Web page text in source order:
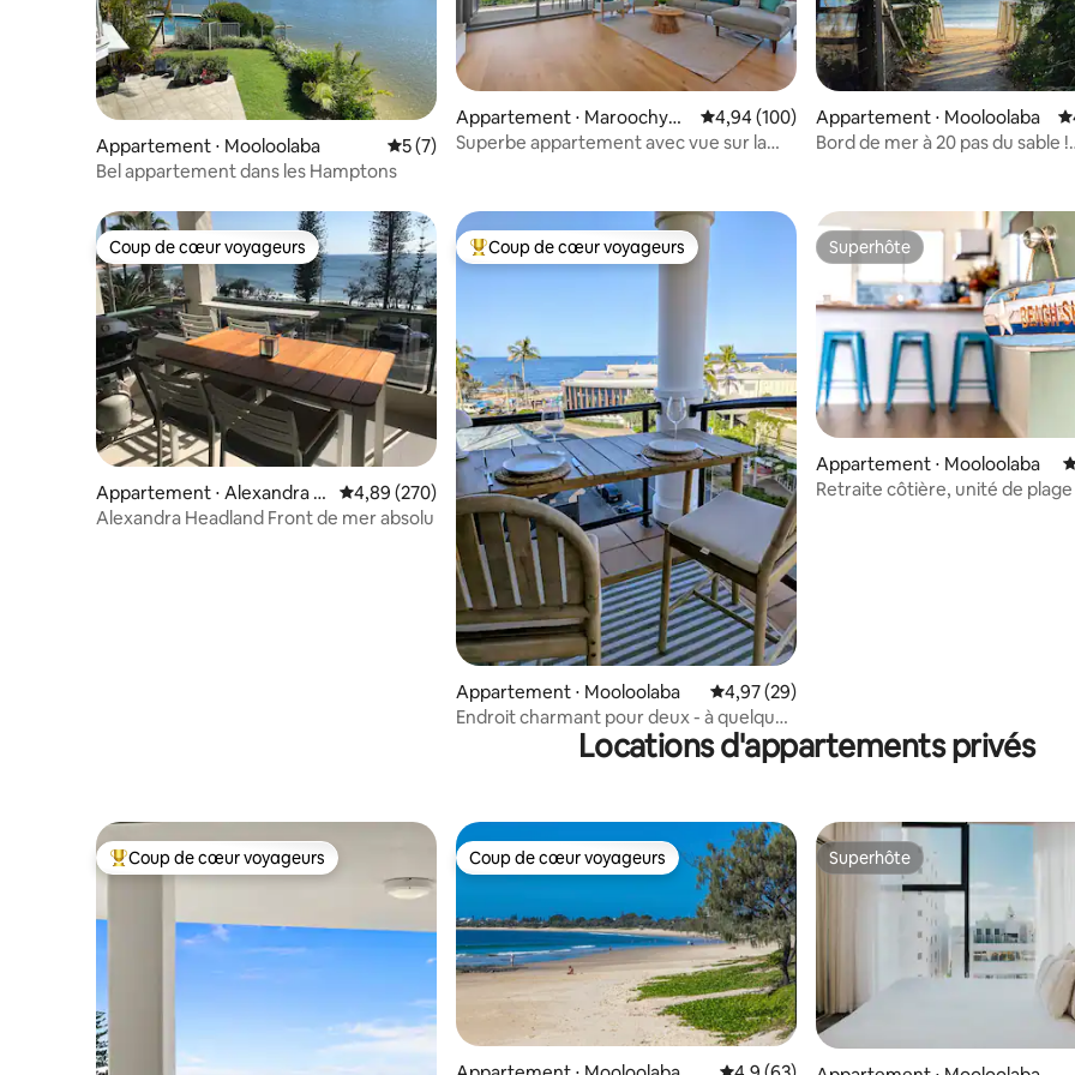
Appartement ⋅ Mooloolaba Évaluation moyenne sur la base de 7 commentaires : 5 sur 5
5 (7)
Bel appartement dans les Hamptons
Appartement ⋅ Maroochydo
re
Évaluation moyenne sur la base de 100
4,94 (100)
Superbe appartement avec vue sur la
Appartement ⋅ Mooloolaba
Bord de mer à 20 pas du sable !
Coup de cœur voyageurs
Coup de cœur voyageurs
Appartement ⋅ Alexandra H
eadland
Évaluation moyenne sur la base de 270 commentaires : 4,89 sur 5
4,89 (270)
Alexandra Headland Front de mer absolu
Coups de cœur voyageurs les plus appréciés
Coup de cœur voyageurs
Appartement ⋅ Mooloolaba Évaluation moyenne sur la base de 29
4,97 (29)
Endroit charmant pour deux - à quelques
Superhôte
Superhôte
Appartement ⋅ Mooloolaba
Retraite côtière, unité de plage
Locations d'appartements privés
Coups de cœur voyageurs les plus appréciés
Coup de cœur voyageurs Coup de cœur voyageurs
Coup de cœur voyageurs Superhôte
Superhôte